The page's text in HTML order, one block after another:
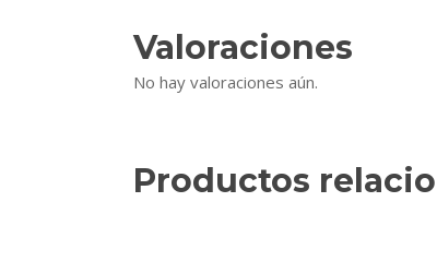
Valoraciones
No hay valoraciones aún.
Productos